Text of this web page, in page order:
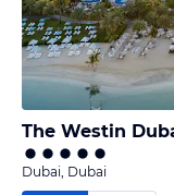
Dubai, Dubai